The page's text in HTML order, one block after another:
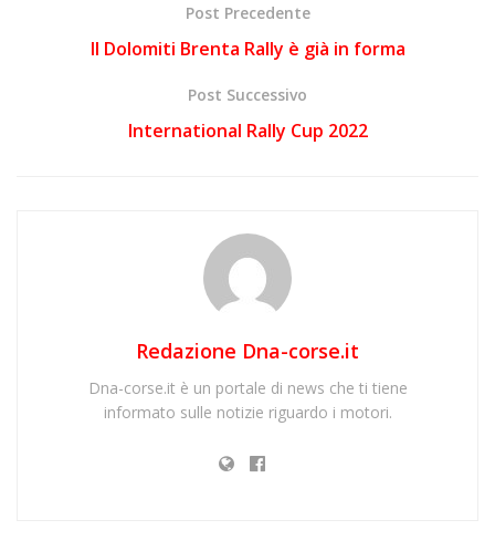
Post Precedente
Il Dolomiti Brenta Rally è già in forma
Post Successivo
International Rally Cup 2022
Redazione Dna-corse.it
Dna-corse.it è un portale di news che ti tiene
informato sulle notizie riguardo i motori.